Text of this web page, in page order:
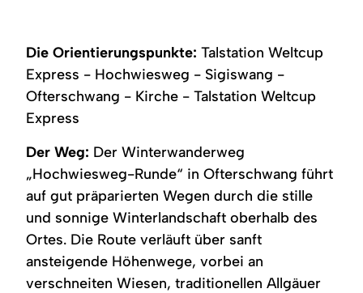
Die Orientierungspunkte: Talstation Weltcup
Express - Hochwiesweg - Sigiswang -
Ofterschwang - Kirche - Talstation Weltcup
Express
Der Weg: Der Winterwanderweg
„Hochwiesweg-Runde“ in Ofterschwang führt
auf gut präparierten Wegen durch die stille
und sonnige Winterlandschaft oberhalb des
Ortes. Die Route verläuft über sanft
ansteigende Höhenwege, vorbei an
verschneiten Wiesen, traditionellen Allgäuer